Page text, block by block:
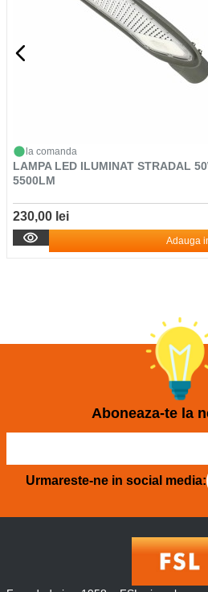
la comanda
LAMPA LED ILUMINAT STRADAL
5500LM
230,00 lei
Adauga
Aboneaza-te la
Urmareste-ne in social media: